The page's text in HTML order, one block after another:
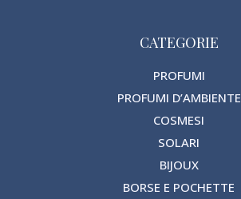
CATEGORIE
PROFUMI
PROFUMI D’AMBIENTE
COSMESI
SOLARI
BIJOUX
BORSE E POCHETTE